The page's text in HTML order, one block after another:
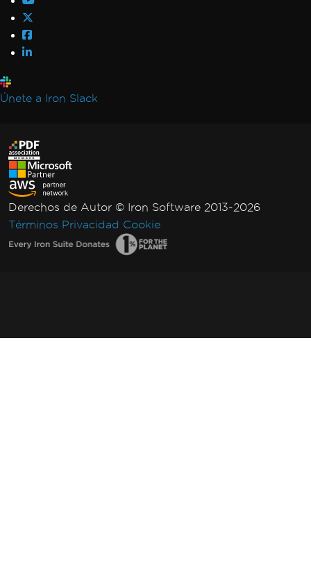
Únete a Iron Slack
Derechos de Autor © Iron Software 2013-2026
Términos Privacidad Cookie